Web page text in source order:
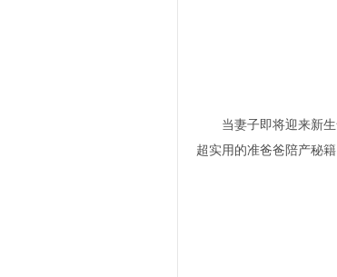
当妻子即将迎来新生
超实用的准爸爸陪产秘